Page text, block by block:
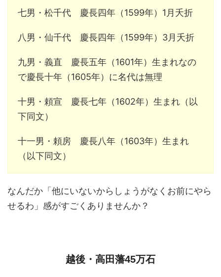
七男・松千代 慶長四年（1599年）1月夭折
八男・仙千代 慶長四年（1599年）3月夭折
九男・義直 慶長五年（1601年）生まれなの
で慶長十年（1605年）に名代は無理
十男・頼宣 慶長七年（1602年）生まれ（以
下同文）
十一男・頼房 慶長八年（1603年）生まれ
（以下同文）
なんだか「他にいないからしょうがなくお前にやら
せるわ」感がすごくありませんか？
越後・高田藩45万石